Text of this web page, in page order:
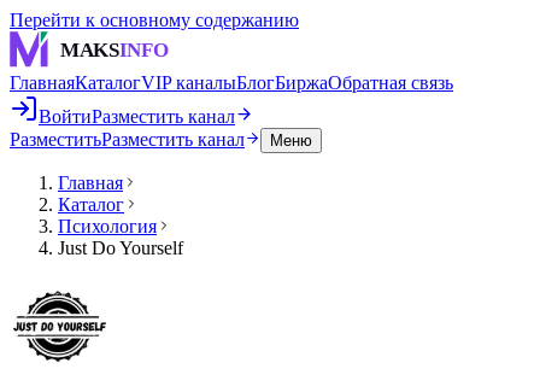
Перейти к основному содержанию
MAKSINFO
ГлавнаяКаталогVIP каналыБлогБиржаОбратная связь
ВойтиРазместить канал
РазместитьРазместить канал Меню
Главная
Каталог
Психология
Just Do Yourself